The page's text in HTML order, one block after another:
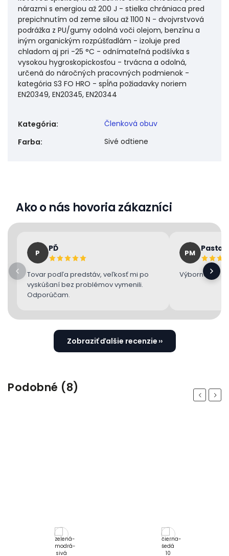
nárazmi s energiou až 200 J - stielka chrániaca pred
prepichnutím od zeme silou až 1100 N - dvojvrstvová
podrážka z PU/gumy odolná voči olejom, benzínu a
iným organickým rozpúšťadlám - izoluje pred
chladom aj pri -25 °C - odnímateľná podšívka s
vysokou hygroskopickosťou - trvácna a odolná,
určená do náročných pracovných podmienok -
kategória S3 FO HRO - spĺňa požiadavky noriem
EN20349, EN20345, EN20344
Kategória:
Členková obuv
Farba: Sivé odtiene
Ako o nás hovoria zákazníci
P PĎ
Tovar podľa predstáv, veľkosť mi po
vyskúšaní bez problémov vymenili.
Odporúčam.
PM
Výborne 👌
Zobraziť ďalšie recenzie
Podobné (8) Previous
Next